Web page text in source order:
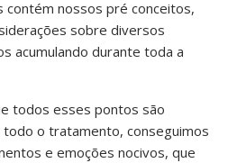
contém nossos pré conceitos,
sobre diversos
acumulando durante toda a
todos esses pontos são
o tratamento, conseguimos
e emoções nocivos, que